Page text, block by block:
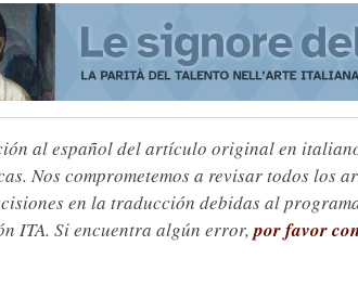
al español del artículo original en
Nos comprometemos a revisar todos los
en la traducción debidas al
ITA. Si encuentra algún error,por favor